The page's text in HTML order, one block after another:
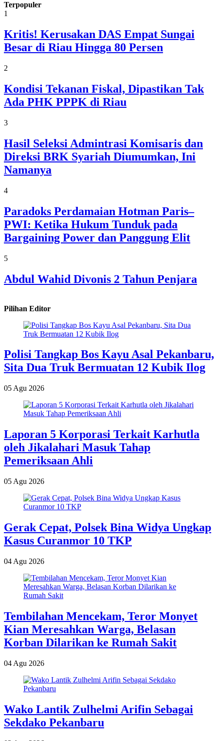
Terpopuler
1
Kritis! Kerusakan DAS Empat Sungai
Besar di Riau Hingga 80 Persen
2
Kondisi Tekanan Fiskal, Dipastikan Tak
Ada PHK PPPK di Riau
3
Hasil Seleksi Admintrasi Komisaris dan
Direksi BRK Syariah Diumumkan, Ini
Namanya
4
Paradoks Perdamaian Hotman Paris–
PWI: Ketika Hukum Tunduk pada
Bargaining Power dan Panggung Elit
5
Abdul Wahid Divonis 2 Tahun Penjara
Pilihan Editor
Polisi Tangkap Bos Kayu Asal Pekanbaru,
Sita Dua Truk Bermuatan 12 Kubik Ilog
05 Agu 2026
Laporan 5 Korporasi Terkait Karhutla
oleh Jikalahari Masuk Tahap
Pemeriksaan Ahli
05 Agu 2026
Gerak Cepat, Polsek Bina Widya Ungkap
Kasus Curanmor 10 TKP
04 Agu 2026
Tembilahan Mencekam, Teror Monyet
Kian Meresahkan Warga, Belasan
Korban Dilarikan ke Rumah Sakit
04 Agu 2026
Wako Lantik Zulhelmi Arifin Sebagai
Sekdako Pekanbaru